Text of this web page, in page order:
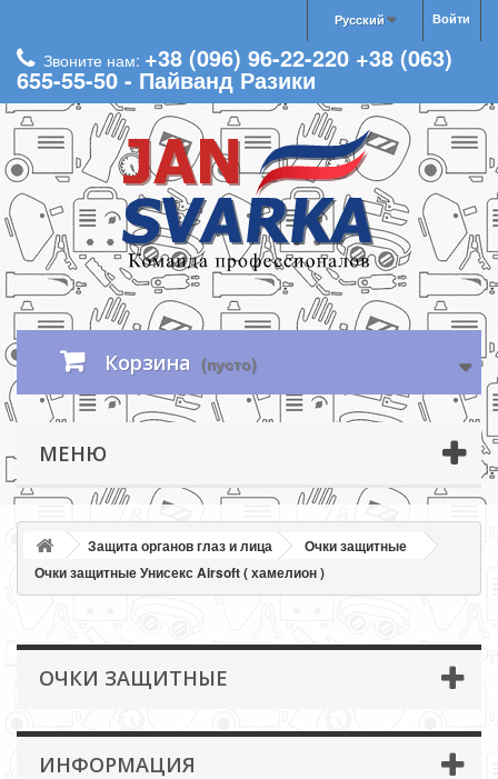
Войти
Русский
Звоните нам: +38 (096) 96-22-220 +38 (063)
655-55-50 - Пайванд Разики
Корзина (пусто)
МЕНЮ
Защита органов глаз и лица
Очки защитные
Очки защитные Унисекс Airsoft ( хамелион )
ОЧКИ ЗАЩИТНЫЕ
ИНФОРМАЦИЯ